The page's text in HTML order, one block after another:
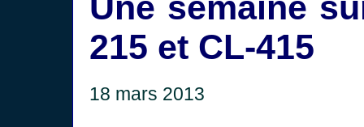
215 et CL-415
18 mars 2013